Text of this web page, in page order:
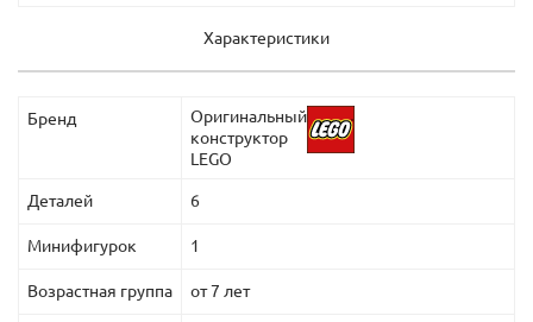
Характеристики
Бренд
Оригинальный
конструктор
LEGO
Деталей 6
Минифигурок 1
Возрастная группа от 7 лет